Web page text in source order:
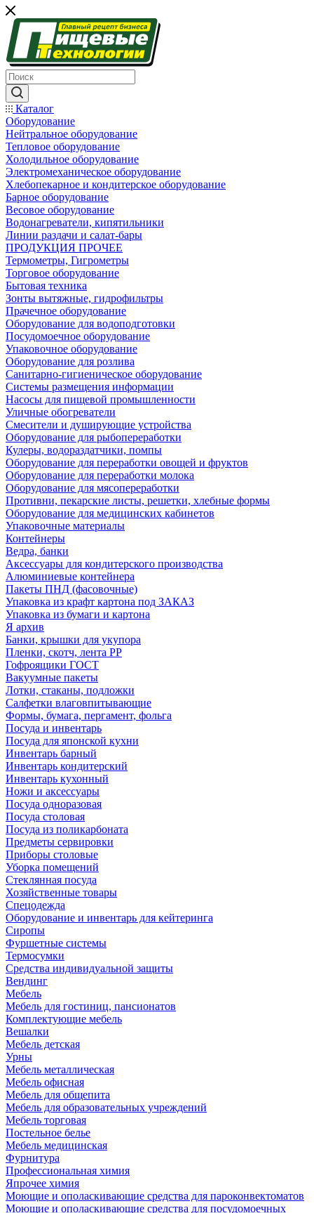
Каталог
Оборудование
Нейтральное оборудование
Тепловое оборудование
Холодильное оборудование
Электромеханическое оборудование
Хлебопекарное и кондитерское оборудование
Барное оборудование
Весовое оборудование
Водонагреватели, кипятильники
Линии раздачи и салат-бары
ПРОДУКЦИЯ ПРОЧЕЕ
Термометры, Гигрометры
Торговое оборудование
Бытовая техника
Зонты вытяжные, гидрофильтры
Прачечное оборудование
Оборудование для водоподготовки
Посудомоечное оборудование
Упаковочное оборудование
Оборудование для розлива
Санитарно-гигиеническое оборудование
Системы размещения информации
Насосы для пищевой промышленности
Уличные обогреватели
Смесители и душирующие устройства
Оборудование для рыбопереработки
Кулеры, водораздатчики, помпы
Оборудование для переработки овощей и фруктов
Оборудование для переработки молока
Оборудование для мясопереработки
Противни, пекарские листы, решетки, хлебные формы
Оборудование для медицинских кабинетов
Упаковочные материалы
Контейнеры
Ведра, банки
Аксессуары для кондитерского производства
Алюминиевые контейнера
Пакеты ПНД (фасовочные)
Упаковка из крафт картона под ЗАКАЗ
Упаковка из бумаги и картона
Я архив
Банки, крышки для укупора
Пленки, скотч, лента РР
Гофроящики ГОСТ
Вакуумные пакеты
Лотки, стаканы, подложки
Салфетки влаговпитывающие
Формы, бумага, пергамент, фольга
Посуда и инвентарь
Посуда для японской кухни
Инвентарь барный
Инвентарь кондитерский
Инвентарь кухонный
Ножи и аксессуары
Посуда одноразовая
Посуда столовая
Посуда из поликарбоната
Предметы сервировки
Приборы столовые
Уборка помещений
Стеклянная посуда
Хозяйственные товары
Спецодежда
Оборудование и инвентарь для кейтеринга
Сиропы
Фуршетные системы
Термосумки
Средства индивидуальной защиты
Вендинг
Мебель
Мебель для гостиниц, пансионатов
Комплектующие мебель
Вешалки
Мебель детская
Урны
Мебель металлическая
Мебель офисная
Мебель для общепита
Мебель для образовательных учреждений
Мебель торговая
Постельное белье
Мебель медицинская
Фурнитура
Профессиональная химия
Япрочее химия
Моющие и ополаскивающие средства для пароконвектоматов
Моющие и ополаскивающие средства для посудомоечных